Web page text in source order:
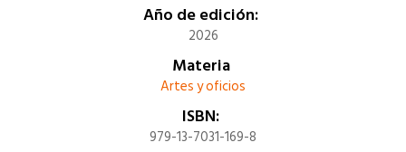
Año de edición:
2026
Materia
Artes y oficios
ISBN:
979-13-7031-169-8